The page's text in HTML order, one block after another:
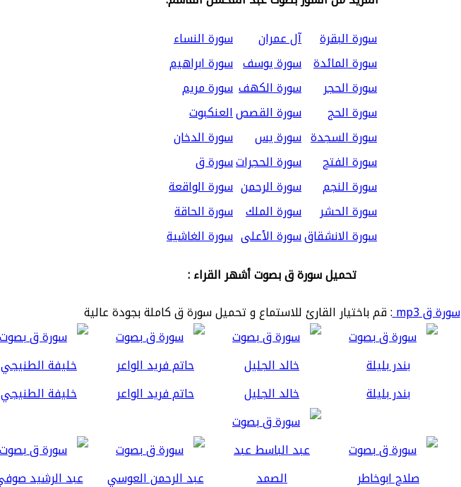
سورة البقرة
آل عمران
سورة النساء
سورة المائدة سورة يوسف سورة ابراهيم
سورة الحجر
سورة الكهف سورة مريم
سورة الحج
سورة القصصالعنكبوت
سورة السجدة سورة يس
سورة الدخان
سورة الفتح
سورة الحجراتسورة ق
سورة النجم
سورة الرحمن سورة الواقعة
سورة الحشر
سورة الملك سورة الحاقة
سورة الانشقاقسورة الأعلى سورة الغاشية
تحميل سورة ق بصوت أشهر القراء :
سورة ق mp3
: قم باختيار القارئ للاستماع و تحميل سورة ق كاملة بجودة عالية
بندر بليلة خالد الجليل حاتم فريد الواعر خليفة الطنيجي